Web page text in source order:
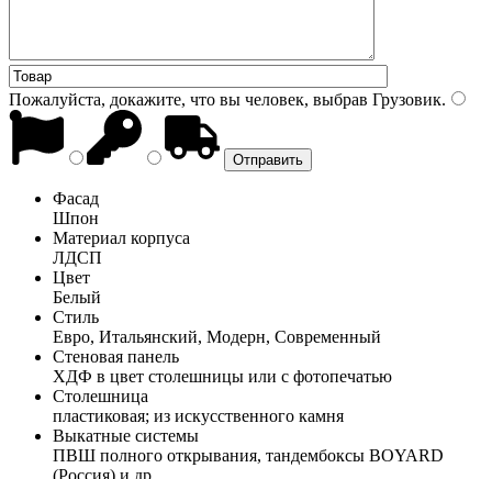
Пожалуйста, докажите, что вы человек, выбрав Грузовик.
Фасад
Шпон
Материал корпуса
ЛДСП
Цвет
Белый
Стиль
Евро, Итальянский, Модерн, Современный
Стеновая панель
ХДФ в цвет столешницы или с фотопечатью
Столешница
пластиковая; из искусственного камня
Выкатные системы
ПВШ полного открывания, тандембоксы BOYARD
(Россия) и др.